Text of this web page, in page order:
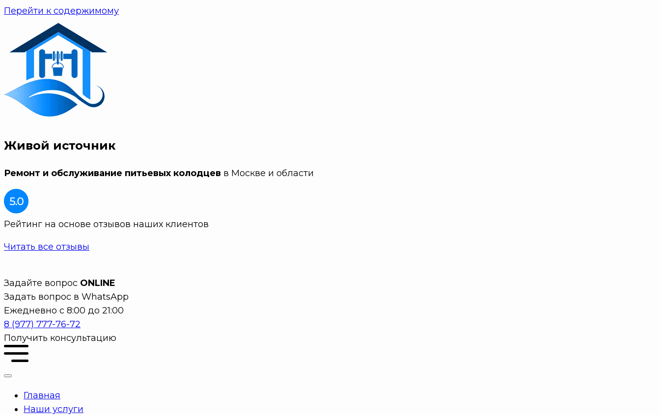
Перейти к содержимому
Живой источник
Ремонт и обслуживание питьевых колодцев в Москве и области
Рейтинг на основе отзывов наших клиентов
Читать все отзывы
Задайте вопрос ONLINE
Задать вопрос в WhatsApp
Ежедневно с 8:00 до 21:00
8 (977) 777-76-72
Получить консультацию
Главная
Наши услуги